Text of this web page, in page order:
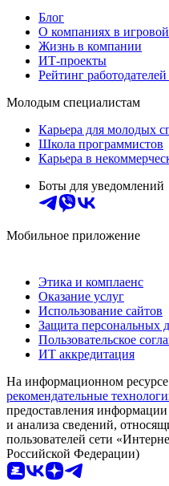
Блог
О компаниях в
Жизнь в компании
ИТ-проекты
Рейтинг
Молодым специалистам
Карьера для молодых
Школа программистов
Карьера в
Боты для уведомлений
Мобильное приложение
Этика и комплаенс
Оказание услуг
Использование сайтов
Защита персональных
Пользовательское
ИТ аккредитация
На информационном
рекомендательные
предоставления информации
и анализа сведений,
пользователей сети
Российской Федерации)